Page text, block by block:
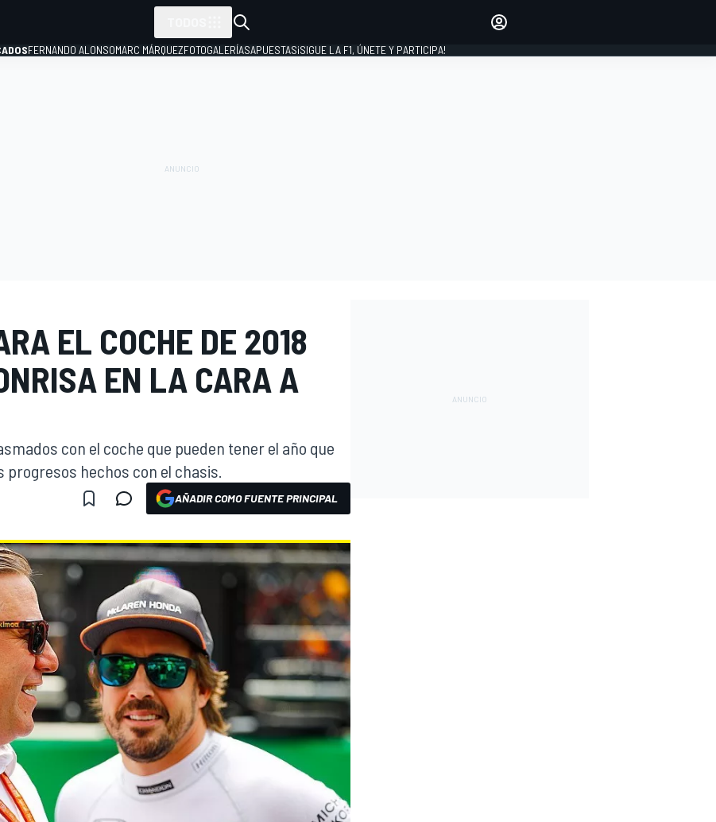
FERNANDO ALONSOMARC MÁRQUEZFOTOGALERÍASAPUESTAS¡SIGUE LA F1, ÚNETE Y PARTICIPA!
EL COCHE DE 2018
EN LA CARA A
con el coche que pueden tener el año que
hechos con el chasis.
AÑADIR COMO FUENTE PRINCIPAL